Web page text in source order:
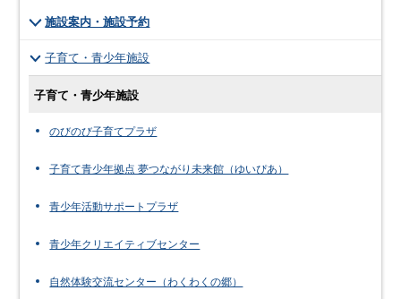
施設案内・施設予約
子育て・青少年施設
子育て・青少年施設
のびのび子育てプラザ
子育て青少年拠点 夢つながり未来館（ゆいぴあ）
青少年活動サポートプラザ
青少年クリエイティブセンター
自然体験交流センター（わくわくの郷）